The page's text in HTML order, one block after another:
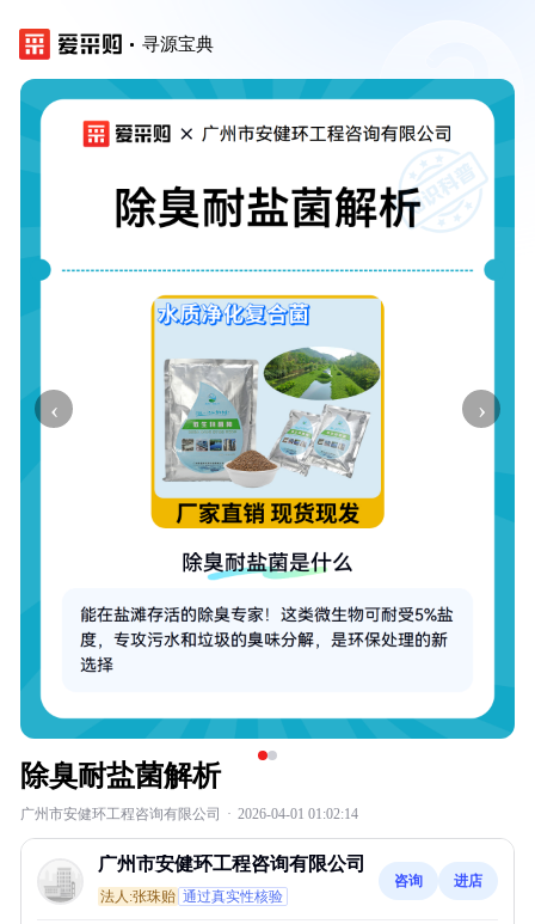
寻源宝典
‹ ›
除臭耐盐菌解析
广州市安健环工程咨询有限公司 · 2026-04-01 01:02:14
广州市安健环工程咨询有限公司
法人:张珠贻 通过真实性核验
咨询 进店